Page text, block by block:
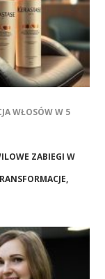
WŁOSÓW W 5
ZABIEGI W